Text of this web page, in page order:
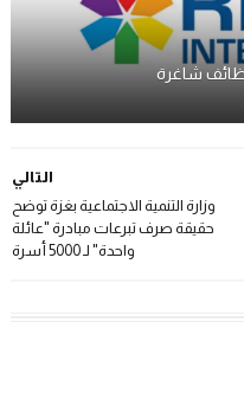
التالي
وزارة التنمية الاجتماعية بغزة توضح
حقيقة صرف تبرعات مبادرة "عائلة
واحدة" لـ 5000 أسرة